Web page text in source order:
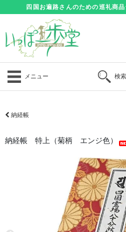
四国お遍路さんのための巡礼商
メニュー 検索
納経帳
納経帳 特上（菊柄 エンジ色）